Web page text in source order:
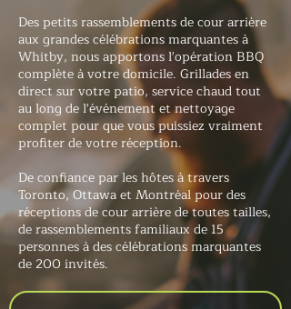
Des petits rassemblements de cour arrière
aux grandes célébrations marquantes à
Whitby, nous apportons l'opération BBQ
complète à votre domicile. Grillades en
direct sur votre patio, service chaud tout
au long de l'événement et nettoyage
complet pour que vous puissiez vraiment
profiter de votre réception.
De confiance par les hôtes à travers
Toronto, Ottawa et Montréal pour des
réceptions de cour arrière de toutes tailles,
de rassemblements familiaux de 15
personnes à des célébrations marquantes
de 200 invités.